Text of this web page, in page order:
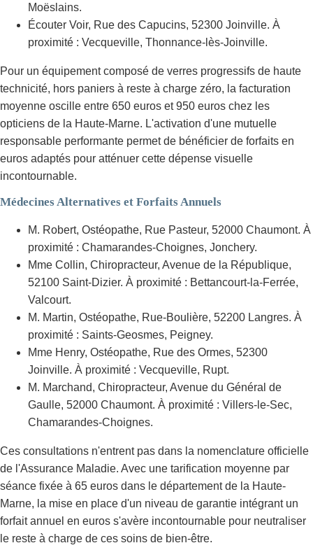
Moëslains.
Écouter Voir, Rue des Capucins, 52300 Joinville. À
proximité : Vecqueville, Thonnance-lès-Joinville.
Pour un équipement composé de verres progressifs de haute
technicité, hors paniers à reste à charge zéro, la facturation
moyenne oscille entre 650 euros et 950 euros chez les
opticiens de la Haute-Marne. L'activation d'une mutuelle
responsable performante permet de bénéficier de forfaits en
euros adaptés pour atténuer cette dépense visuelle
incontournable.
Médecines Alternatives et Forfaits Annuels
M. Robert, Ostéopathe, Rue Pasteur, 52000 Chaumont. À
proximité : Chamarandes-Choignes, Jonchery.
Mme Collin, Chiropracteur, Avenue de la République,
52100 Saint-Dizier. À proximité : Bettancourt-la-Ferrée,
Valcourt.
M. Martin, Ostéopathe, Rue-Boulière, 52200 Langres. À
proximité : Saints-Geosmes, Peigney.
Mme Henry, Ostéopathe, Rue des Ormes, 52300
Joinville. À proximité : Vecqueville, Rupt.
M. Marchand, Chiropracteur, Avenue du Général de
Gaulle, 52000 Chaumont. À proximité : Villers-le-Sec,
Chamarandes-Choignes.
Ces consultations n'entrent pas dans la nomenclature officielle
de l'Assurance Maladie. Avec une tarification moyenne par
séance fixée à 65 euros dans le département de la Haute-
Marne, la mise en place d'un niveau de garantie intégrant un
forfait annuel en euros s'avère incontournable pour neutraliser
le reste à charge de ces soins de bien-être.